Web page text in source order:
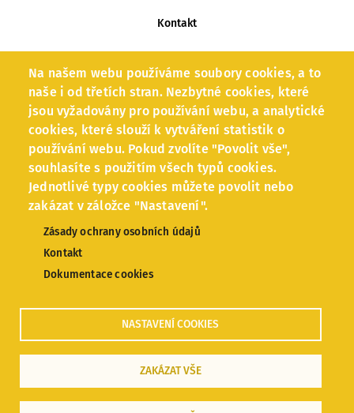
Kontakt
Zpracování osobních údajů
Facebook
Instagram
Vytvořeno vPuzzleWebs
Celonárodní podporu podnikavosti
Na našem webu používáme soubory cookies, a to
naše i od třetích stran. Nezbytné cookies, které
jsou vyžadovány pro používání webu, a analytické
cookies, které slouží k vytváření statistik o
používání webu. Pokud zvolíte "Povolit vše",
souhlasíte s použitím všech typů cookies.
Jednotlivé typy cookies můžete povolit nebo
zakázat v záložce "Nastavení".
Zásady ochrany osobních údajů
Kontakt
Dokumentace cookies
NASTAVENÍ COOKIES
ZAKÁZAT VŠE